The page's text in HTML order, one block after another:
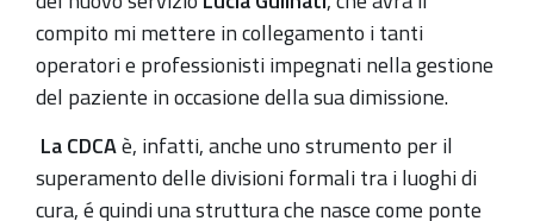
compito mi mettere in collegamento i tanti
operatori e professionisti impegnati nella gestione
del paziente in occasione della sua dimissione.
La CDCAè, infatti, anche uno strumento per il
superamento delle divisioni formali tra i luoghi di
cura, é quindi una struttura che nasce come ponte